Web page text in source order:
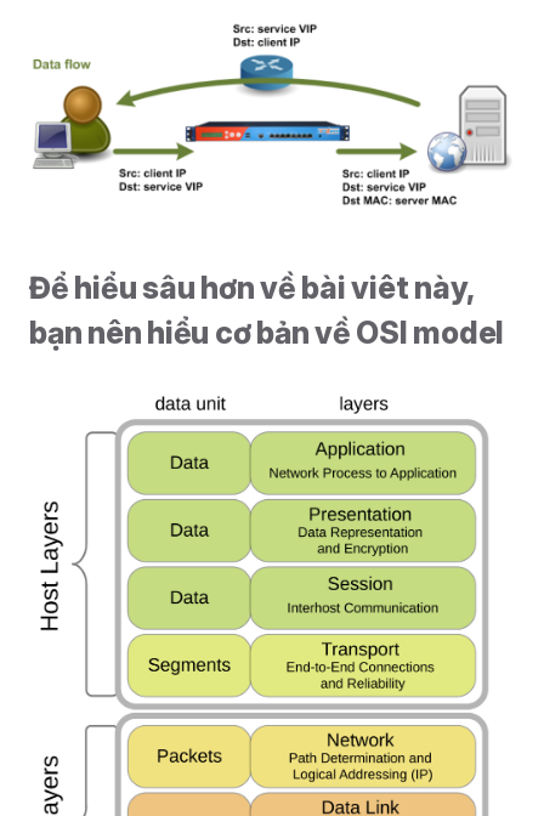
Để hiểu sâu hơn về bài viêt này,
bạn nên hiểu cơ bản về OSI model